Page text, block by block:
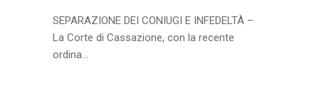
SEPARAZIONE DEI CONIUGI E INFEDELTÀ –
La Corte di Cassazione, con la recente
ordina...